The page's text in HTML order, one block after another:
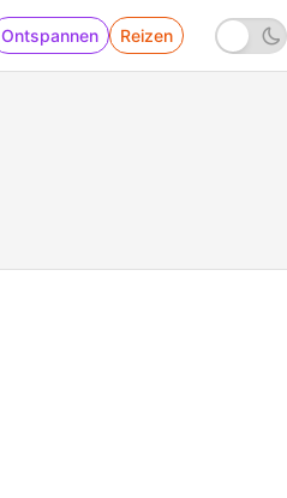
Ontspannen Reizen